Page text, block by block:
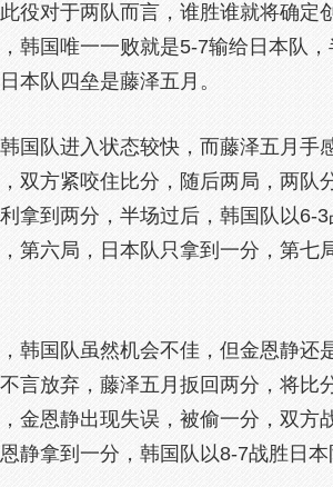
役对于两队而言，谁胜谁就将确定
韩国唯一一败就是5-7输给日本队
本队四垒是藤泽五月。
国队进入状态较快，而藤泽五月手
双方紧咬住比分，随后两局，两队
拿到两分，半场过后，韩国队以6-
第六局，日本队只拿到一分，第
韩国队虽然机会不佳，但金恩静还
言放弃，藤泽五月扳回两分，将比
金恩静出现失误，被偷一分，双
静拿到一分，韩国队以8-7战胜日本